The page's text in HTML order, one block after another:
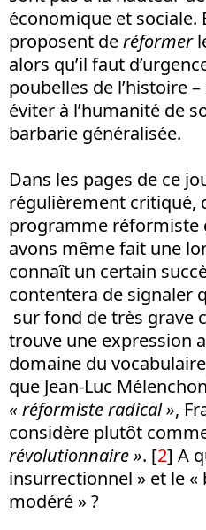
économique et sociale.
proposent deréformer
alors qu’il faut
poubelles de l’histoire
éviter à l’humanité de
barbarie généralisée.
Dans les pages de ce
régulièrement critiqué,
programme réformiste
avons même fait une
connaît un certain
contentera de signaler
sur fond de très grave
trouve une expression
domaine du
que Jean-Luc
« réformiste radical »,
considère plutôt
révolutionnaire ». [2] A
insurrectionnel » et le
modéré » ?